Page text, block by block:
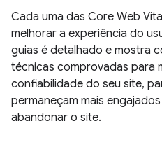
Cada uma das Core Web
melhorar a experiência do
guias é detalhado e mostra
técnicas comprovadas para
confiabilidade do seu site,
permaneçam mais
abandonar o site.